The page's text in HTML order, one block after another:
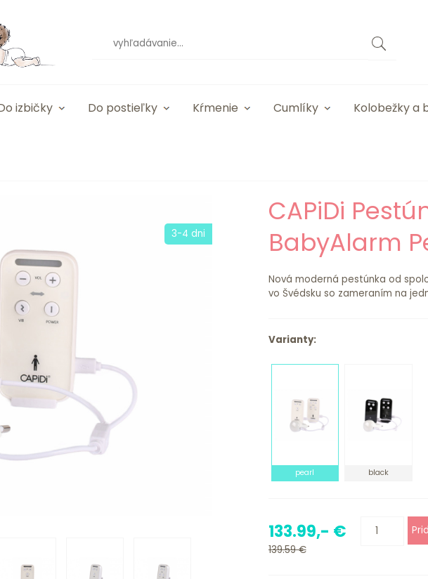
izbičky Do postieľky Kŕmenie Cumlíky Kolobežky a
3-4 dni
CAPiDi
BabyAlarm
Nová moderná pestúnka od
vo Švédsku so zameraním na
Varianty:
pearl black
133.99,- €
139.59 €